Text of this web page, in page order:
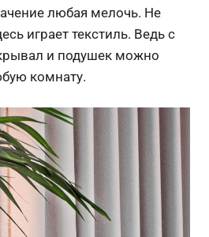
любая мелочь. Не
играет текстиль. Ведь с
и подушек можно
комнату.